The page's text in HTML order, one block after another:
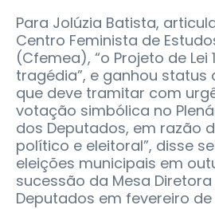
Para Jolúzia Batista,
Centro Feminista de
(Cfemea), “o Projeto de Lei
tragédia”, e ganhou status
que deve tramitar com
votação simbólica no
dos Deputados, em razão
político e eleitoral”, disse
eleições municipais em
sucessão da Mesa
Deputados em fevereiro de